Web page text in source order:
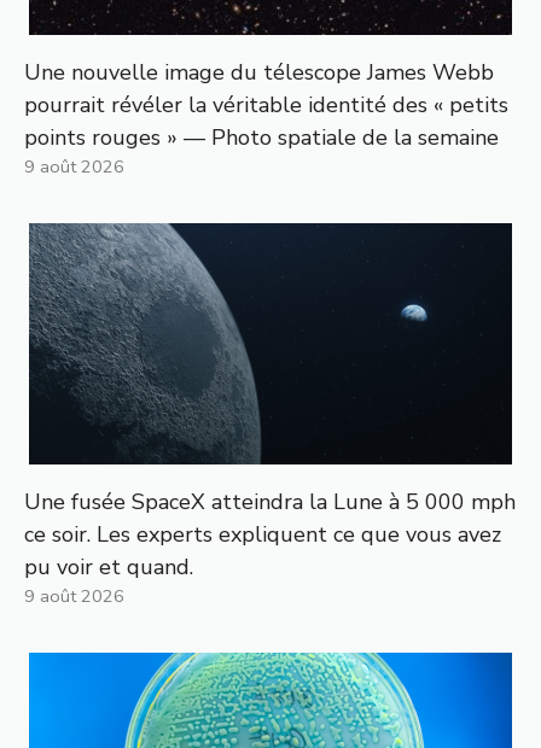
Une nouvelle image du télescope James Webb
pourrait révéler la véritable identité des « petits
points rouges » — Photo spatiale de la semaine
9 août 2026
Une fusée SpaceX atteindra la Lune à 5 000 mph
ce soir. Les experts expliquent ce que vous avez
pu voir et quand.
9 août 2026